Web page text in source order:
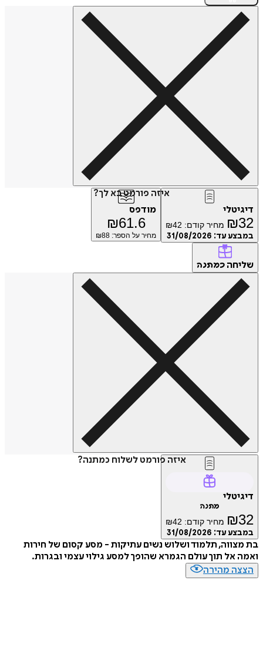
איזה פורמט בא לך?
דיגיטלי
₪32 מחיר קודם: ₪42
במבצע עד: 31/08/2026
מודפס
₪61.6
מחיר על הספר: ₪ 88
שליחה כמתנה
איזה פורמט לשלוח כמתנה?
דיגיטלי
מתנה
₪32 מחיר קודם: ₪42
במבצע עד: 31/08/2026
בת מצווה, תלמוד ושלוש נשים עתיקות - מסע קסום של חירות
ואמה אל תוך עולם הגמרא שהופך למסע גילוי עצמי ובגרות.
הצצה מהירה